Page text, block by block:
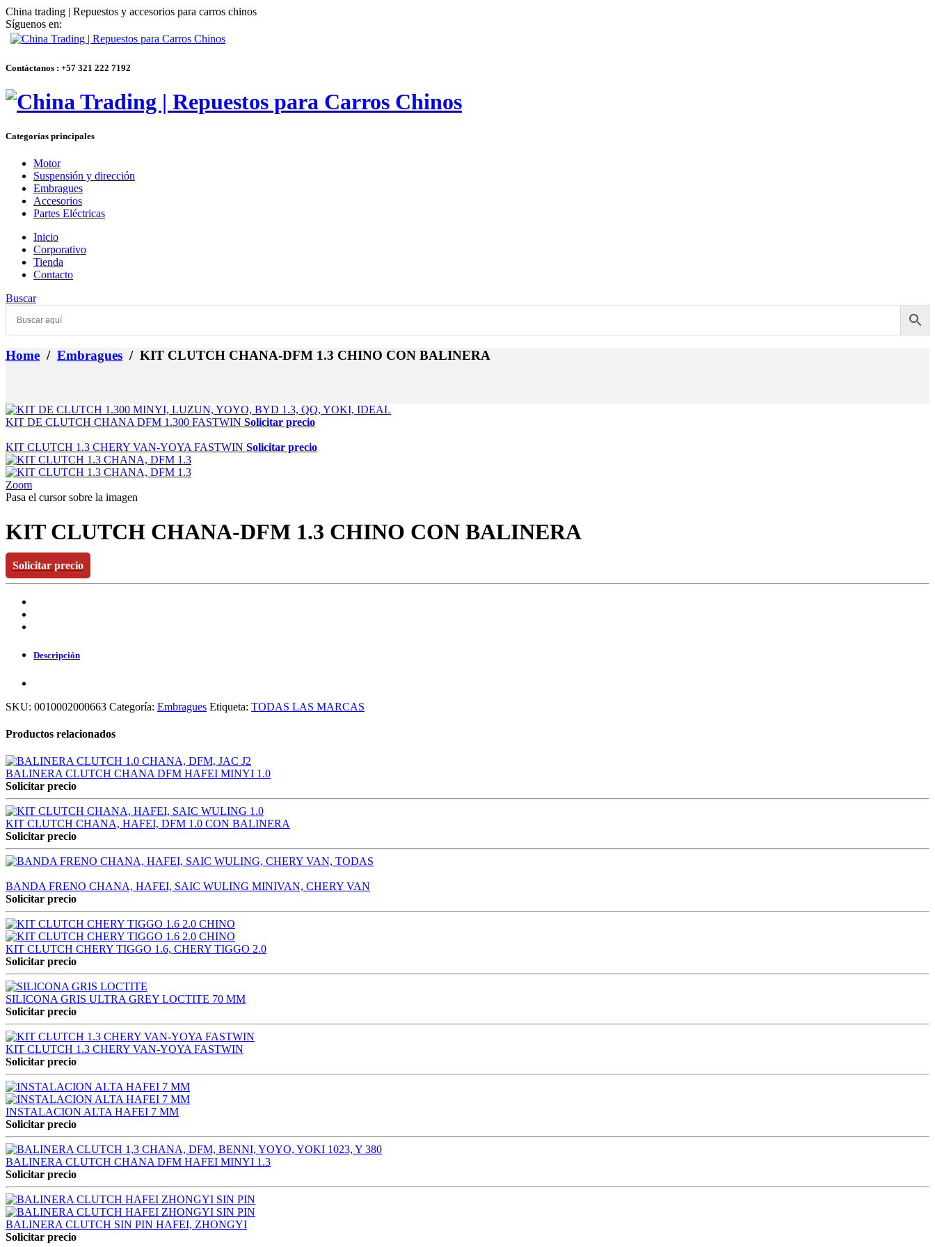
China trading | Repuestos y accesorios para carros chinos
Síguenos en:
Contáctanos : +57 321 222 7192
Categorías principales
Motor
Suspensión y dirección
Embragues
Accesorios
Partes Eléctricas
Inicio
Corporativo
Tienda
Contacto
Buscar
Home / Embragues / KIT CLUTCH CHANA-DFM 1.3 CHINO CON BALINERA
KIT DE CLUTCH CHANA DFM 1.300 FASTWIN Solicitar precio
KIT CLUTCH 1.3 CHERY VAN-YOYA FASTWIN Solicitar precio
Zoom
Pasa el cursor sobre la imagen
KIT CLUTCH CHANA-DFM 1.3 CHINO CON BALINERA
Solicitar precio
Descripción
SKU: 0010002000663 Categoría: Embragues Etiqueta: TODAS LAS MARCAS
Productos relacionados
BALINERA CLUTCH CHANA DFM HAFEI MINYI 1.0
Solicitar precio
KIT CLUTCH CHANA, HAFEI, DFM 1.0 CON BALINERA
Solicitar precio
BANDA FRENO CHANA, HAFEI, SAIC WULING MINIVAN, CHERY VAN
Solicitar precio
KIT CLUTCH CHERY TIGGO 1.6, CHERY TIGGO 2.0
Solicitar precio
SILICONA GRIS ULTRA GREY LOCTITE 70 MM
Solicitar precio
KIT CLUTCH 1.3 CHERY VAN-YOYA FASTWIN
Solicitar precio
INSTALACION ALTA HAFEI 7 MM
Solicitar precio
BALINERA CLUTCH CHANA DFM HAFEI MINYI 1.3
Solicitar precio
BALINERA CLUTCH SIN PIN HAFEI, ZHONGYI
Solicitar precio